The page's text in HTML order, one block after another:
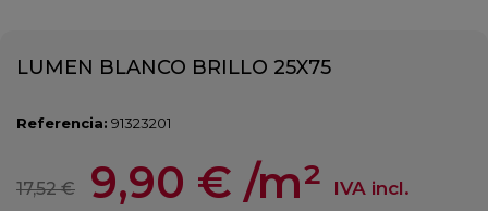
LUMEN BLANCO BRILLO 25X75
Referencia: 91323201
17,52 € 9,90 € /m² IVA incl.